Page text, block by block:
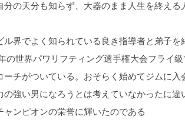
分の天分も知らず、大器のまま人生を終え
界でよく知られている良き指導者と弟子を
の世界パワリフティング選手権大会フライ
ーチがついている。おそらく始めてジムに
の強い男になろうとは考えていなかったに
ャンピオンの栄誉に輝いたのである